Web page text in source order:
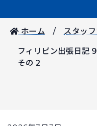
ホーム スタッ
フィリピン出張日
その２